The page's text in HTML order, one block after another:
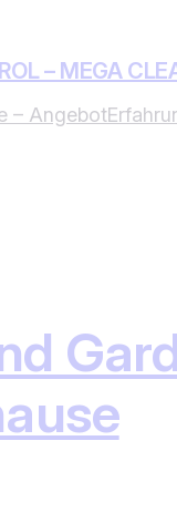
– MEGA
– Angebot